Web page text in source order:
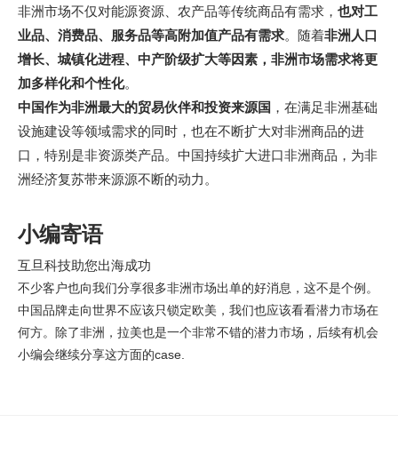
非洲市场不仅对能源资源、农产品等传统商品有需求， 也对工
业品、消费品、服务品等高附加值产品有需求。随着非洲人口
增长、城镇化进程、中产阶级扩大等因素，非洲市场需求将更
加多样化和个性化。
中国作为非洲最大的贸易伙伴和投资来源国 ，在满足非洲基础
设施建设等领域需求的同时，也在不断扩大对非洲商品的进
口，特别是非资源类产品。中国持续扩大进口非洲商品，为非
洲经济复苏带来源源不断的动力。
小编寄语
互旦科技助您出海成功
不少客户也向我们分享很多非洲市场出单的好消息，这不是个例。
中国品牌走向世界不应该只锁定欧美，我们也应该看看潜力市场在
何方。除了非洲，拉美也是一个非常不错的潜力市场，后续有机会
小编会继续分享这方面的case.